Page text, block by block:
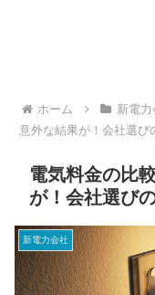
ホーム 新電力
意外な結果が！会社選び
電気料金の比
が！会社選び
新電力会社